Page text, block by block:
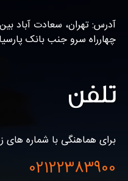
آدرس: تهران، سعادت آباد
چهارراه سرو جنب بانک پارسیان
تلفن
برای هماهنگی با شماره های
02122383900